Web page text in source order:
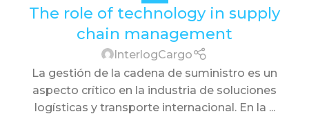
The role of technology in supply
chain management
InterlogCargo
La gestión de la cadena de suministro es un
aspecto crítico en la industria de soluciones
logísticas y transporte internacional. En la ...